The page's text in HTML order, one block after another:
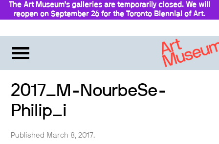
The Art Museum’s galleries are temporarily closed. We will
reopen on September 26 for the Toronto Biennial of Art.
2017_M-NourbeSe-
Philip_i
Published March 8, 2017.